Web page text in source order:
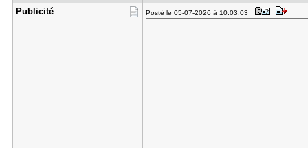
Publicité Posté le 05-07-2026 à 10:03:03